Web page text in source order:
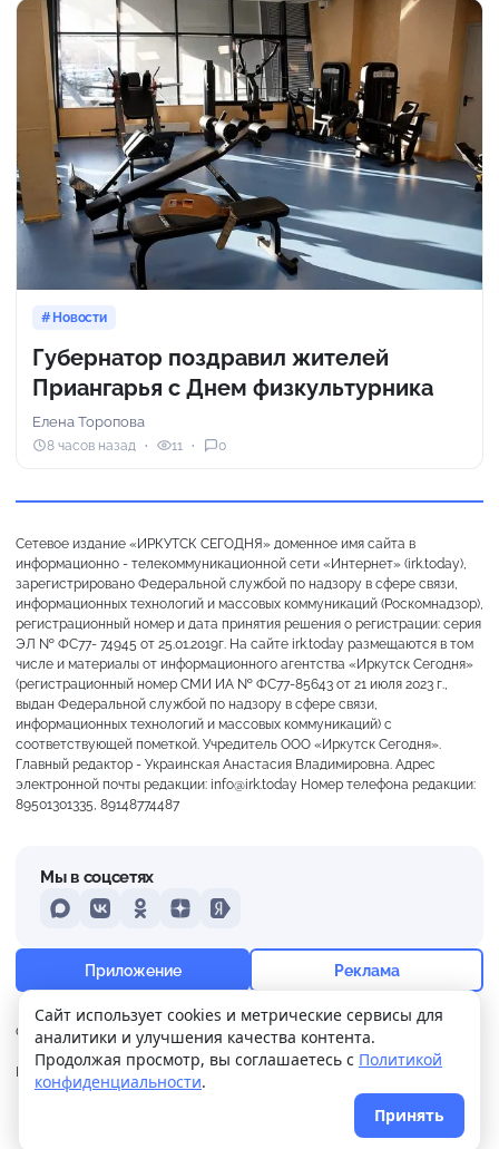
+18° Слабая морось
Ощущается как +18
1 м/с 758 мм 93%
Новости
Губернатор поздравил жителей
Приангарья с Днем физкультурника
Елена Торопова
8 часов назад 11 0
Сетевое издание «ИРКУТСК СЕГОДНЯ» доменное имя сайта в
информационно - телекоммуникационной сети «Интернет» (irk.today),
зарегистрировано Федеральной службой по надзору в сфере связи,
информационных технологий и массовых коммуникаций (Роскомнадзор),
регистрационный номер и дата принятия решения о регистрации: серия
ЭЛ № ФС77- 74945 от 25.01.2019г. На сайте irk.today размещаются в том
числе и материалы от информационного агентства «Иркутск Сегодня»
(регистрационный номер СМИ ИА № ФС77-85643 от 21 июля 2023 г.,
выдан Федеральной службой по надзору в сфере связи,
информационных технологий и массовых коммуникаций) с
соответствующей пометкой. Учредитель ООО «Иркутск Сегодня».
Главный редактор - Украинская Анастасия Владимировна. Адрес
электронной почты редакции: info@irk.today Номер телефона редакции:
89501301335, 89148774487
О нас Контакты Прислать новость
Реклама
Политика
конфиденциальности
Мы в соцсетях
MAXVKontakteOdnoklassniki
DzenYandex
Приложение Реклама
. Поддержка сайтаWPSUPPORT
Сайт использует cookies и метрические сервисы для
аналитики и улучшения качества контента.
Продолжая просмотр, вы соглашаетесь с Политикой
конфиденциальности.
Принять